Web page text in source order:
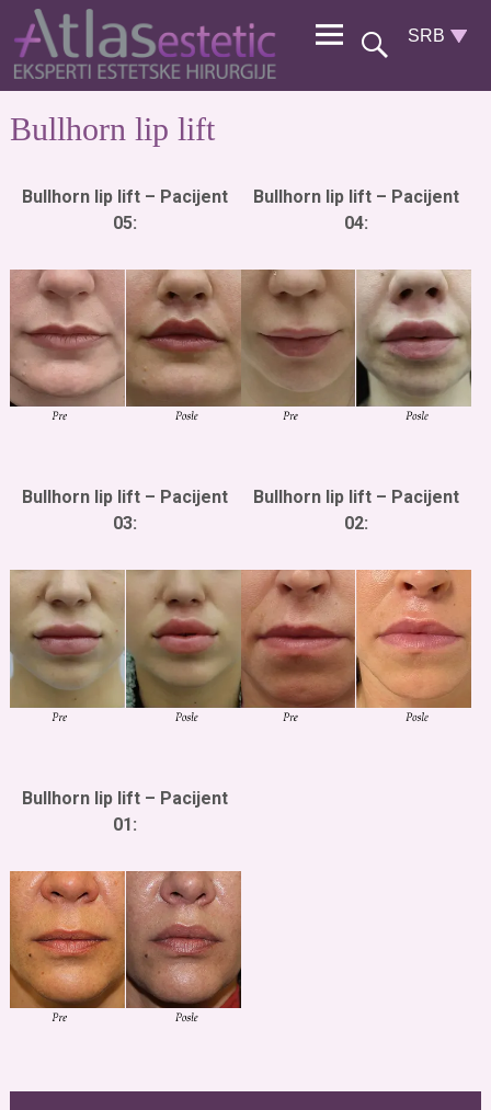
Bullhorn lip lift
Bullhorn lip lift – Pacijent
05:
Bullhorn lip lift – Pacijent
04:
Bullhorn lip lift – Pacijent
03:
Bullhorn lip lift – Pacijent
02:
Bullhorn lip lift – Pacijent
01: